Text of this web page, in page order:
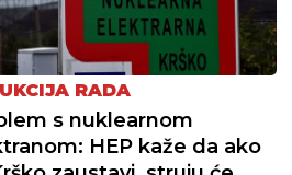
RADA
s nuklearnom
HEP kaže da ako